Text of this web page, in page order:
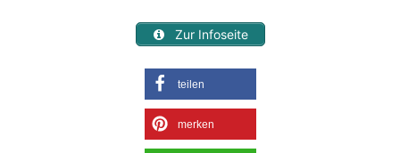
Zur Infoseite
teilen
merken